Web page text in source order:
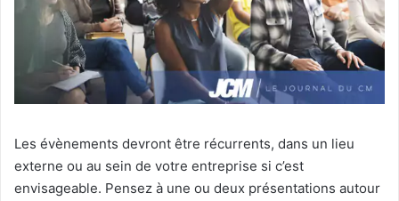
Les évènements devront être récurrents, dans un lieu
externe ou au sein de votre entreprise si c’est
envisageable. Pensez à une ou deux présentations autour